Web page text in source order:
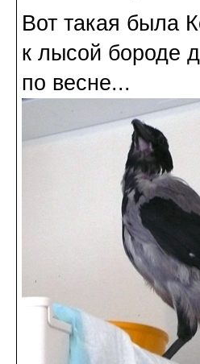
Вот такая была
к лысой бороде
по весне...